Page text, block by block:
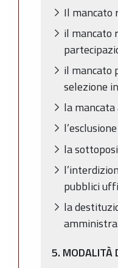
Il mancato
il mancato
il mancato
selezione
la
la
pubblici
la
5. MODALITÀ